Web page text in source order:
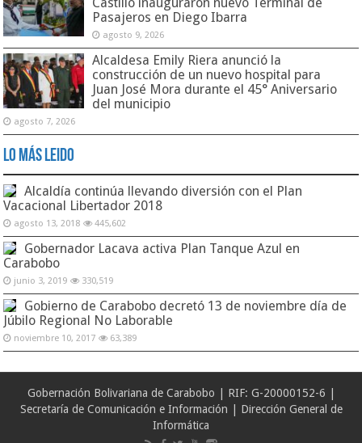
Pasajeros en Diego Ibarra
agosto 9, 2026
Alcaldesa Emily Riera anunció la
construcción de un nuevo hospital para
Juan José Mora durante el 45° Aniversario
del municipio
agosto 7, 2026
Lo Más Leido
Alcaldía continúa llevando diversión con el Plan
Vacacional Libertador 2018
agosto 13, 2018 445,602
Gobernador Lacava activa Plan Tanque Azul en
Carabobo
junio 3, 2019 330,519
Gobierno de Carabobo decretó 13 de noviembre día de
Júbilo Regional No Laborable
noviembre 10, 2017 63,389
Gobernación Bolivariana de Carabobo | RIF: G-20000152-6 |
Secretaría de Comunicación e Información | Dirección General de
Informática